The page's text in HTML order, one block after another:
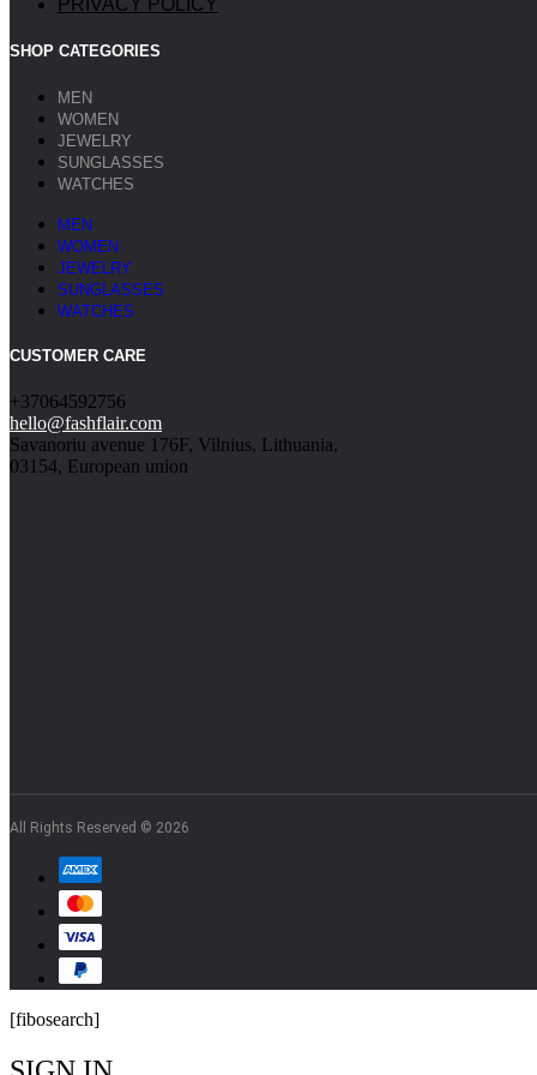
PRIVACY POLICY
SHOP CATEGORIES
MEN
WOMEN
JEWELRY
SUNGLASSES
WATCHES
MEN
WOMEN
JEWELRY
SUNGLASSES
WATCHES
CUSTOMER CARE
+37064592756
hello@fashflair.com
Savanoriu avenue 176F, Vilnius, Lithuania,
03154, European union
All Rights Reserved © 2026
[fibosearch]